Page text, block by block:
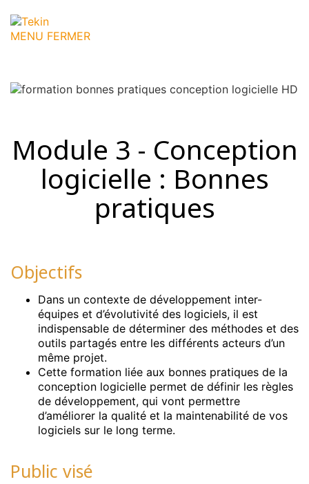
MENU FERMER
Module 3 - Conception
logicielle : Bonnes
pratiques
Objectifs
Dans un contexte de développement inter-
équipes et d’évolutivité des logiciels, il est
indispensable de déterminer des méthodes et des
outils partagés entre les différents acteurs d’un
même projet.
Cette formation liée aux bonnes pratiques de la
conception logicielle permet de définir les règles
de développement, qui vont permettre
d’améliorer la qualité et la maintenabilité de vos
logiciels sur le long terme.
Public visé